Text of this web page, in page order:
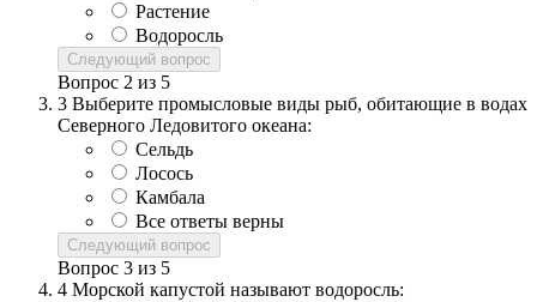
Растение
Водоросль
Следующий вопрос
Вопрос 2 из 5
3 Выберите промысловые виды рыб, обитающие в водах
Северного Ледовитого океана:
Сельдь
Лосось
Камбала
Все ответы верны
Следующий вопрос
Вопрос 3 из 5
4 Морской капустой называют водоросль: